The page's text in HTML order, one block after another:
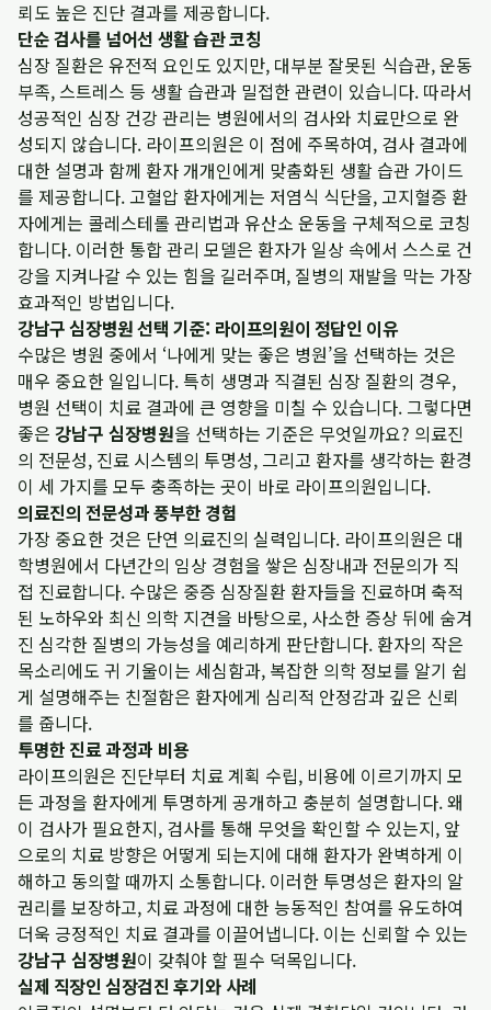
뢰도 높은 진단 결과를 제공합니다.
단순 검사를 넘어선 생활 습관 코칭
심장 질환은 유전적 요인도 있지만, 대부분 잘못된 식습관, 운동
부족, 스트레스 등 생활 습관과 밀접한 관련이 있습니다. 따라서
성공적인 심장 건강 관리는 병원에서의 검사와 치료만으로 완
성되지 않습니다. 라이프의원은 이 점에 주목하여, 검사 결과에
대한 설명과 함께 환자 개개인에게 맞춤화된 생활 습관 가이드
를 제공합니다. 고혈압 환자에게는 저염식 식단을, 고지혈증 환
자에게는 콜레스테롤 관리법과 유산소 운동을 구체적으로 코칭
합니다. 이러한 통합 관리 모델은 환자가 일상 속에서 스스로 건
강을 지켜나갈 수 있는 힘을 길러주며, 질병의 재발을 막는 가장
효과적인 방법입니다.
강남구 심장병원 선택 기준: 라이프의원이 정답인 이유
수많은 병원 중에서 ‘나에게 맞는 좋은 병원’을 선택하는 것은
매우 중요한 일입니다. 특히 생명과 직결된 심장 질환의 경우,
병원 선택이 치료 결과에 큰 영향을 미칠 수 있습니다. 그렇다면
좋은 강남구 심장병원을 선택하는 기준은 무엇일까요? 의료진
의 전문성, 진료 시스템의 투명성, 그리고 환자를 생각하는 환경
이 세 가지를 모두 충족하는 곳이 바로 라이프의원입니다.
의료진의 전문성과 풍부한 경험
가장 중요한 것은 단연 의료진의 실력입니다. 라이프의원은 대
학병원에서 다년간의 임상 경험을 쌓은 심장내과 전문의가 직
접 진료합니다. 수많은 중증 심장질환 환자들을 진료하며 축적
된 노하우와 최신 의학 지견을 바탕으로, 사소한 증상 뒤에 숨겨
진 심각한 질병의 가능성을 예리하게 판단합니다. 환자의 작은
목소리에도 귀 기울이는 세심함과, 복잡한 의학 정보를 알기 쉽
게 설명해주는 친절함은 환자에게 심리적 안정감과 깊은 신뢰
를 줍니다.
투명한 진료 과정과 비용
라이프의원은 진단부터 치료 계획 수립, 비용에 이르기까지 모
든 과정을 환자에게 투명하게 공개하고 충분히 설명합니다. 왜
이 검사가 필요한지, 검사를 통해 무엇을 확인할 수 있는지, 앞
으로의 치료 방향은 어떻게 되는지에 대해 환자가 완벽하게 이
해하고 동의할 때까지 소통합니다. 이러한 투명성은 환자의 알
권리를 보장하고, 치료 과정에 대한 능동적인 참여를 유도하여
더욱 긍정적인 치료 결과를 이끌어냅니다. 이는 신뢰할 수 있는
강남구 심장병원이 갖춰야 할 필수 덕목입니다.
실제 직장인 심장검진 후기와 사례